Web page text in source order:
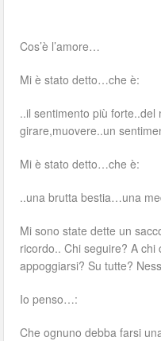
Cos’è l’amore…
Mi è stato detto…che è:
..il sentimento più
girare,muovere..un
Mi è stato detto…che è:
..una brutta bestia…una
Mi sono state dette un
ricordo.. Chi seguire? A
appoggiarsi? Su tutte?
Io penso…:
Che ognuno debba farsi